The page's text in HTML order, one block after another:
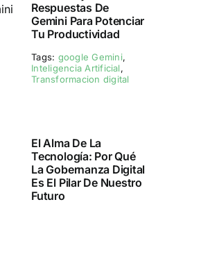
Respuestas De
Gemini Para Potenciar
Tu Productividad
Tags: google Gemini,
Inteligencia Artificial,
Transformacion digital
El Alma De La
Tecnología: Por Qué
La Gobernanza Digital
Es El Pilar De Nuestro
Futuro